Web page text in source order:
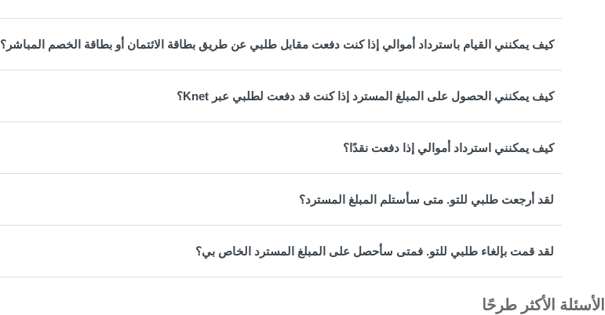
كيف يمكنني القيام باسترداد أموالي إذا كنت دفعت مقابل طلبي عن طريق بطاقة الائتمان أو بطاقة الخصم المباشر؟
كيف يمكنني الحصول على المبلغ المسترد إذا كنت قد دفعت لطلبي عبر Knet؟
كيف يمكنني استرداد أموالي إذا دفعت نقدًا؟
لقد أرجعت طلبي للتو. متى سأستلم المبلغ المسترد؟
لقد قمت بإلغاء طلبي للتو. فمتى سأحصل على المبلغ المسترد الخاص بي؟
الأسئلة الأكثر طرحًا